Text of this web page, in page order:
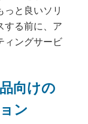
っと良いソリ
する前に、ア
ィングサービ
向けの
ン